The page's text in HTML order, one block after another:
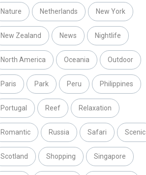
Nature Netherlands New York
New Zealand News Nightlife
North America Oceania Outdoor
Paris Park Peru Philippines
Portugal Reef Relaxation
Romantic Russia Safari Scenic
Scotland Shopping Singapore